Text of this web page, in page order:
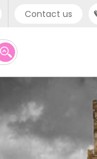
Contact us
support
- +44 (0) 20 3871 8666
- +1 (646) 718 6172